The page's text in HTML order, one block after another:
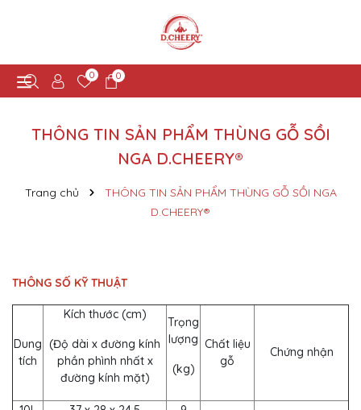
0 0
THÔNG TIN SẢN PHẨM THÙNG GỖ SỒI
NGA D.CHEERY®
Trang chủ
THÔNG TIN SẢN PHẨM THÙNG GỖ SỒI NGA
D.CHEERY®
THÔNG SỐ KỸ THUẬT
Dung
tích
Kích thước (cm)
(Độ dài x đường kính
phần phình nhất x
đường kính mặt)
Trọng
lượng
(kg)
Chất liệu
gỗ
Chứng nhận